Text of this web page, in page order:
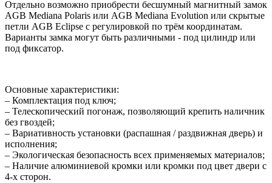
Отдельно возможно приобрести бесшумный магнитный замок
AGB Mediana Polaris или AGB Mediana Evolution или скрытые
петли AGB Eclipse с регулировкой по трём координатам.
Варианты замка могут быть различными - под цилиндр или
под фиксатор.
Основные характеристики:
– Комплектация под ключ;
– Телескопический погонаж, позволяющий крепить наличник
без гвоздей;
– Вариативность установки (распашная / раздвижная дверь) и
исполнения;
– Экологическая безопасность всех применяемых материалов;
– Наличие алюминиевой кромки или кромки под цвет двери с
4-х сторон.